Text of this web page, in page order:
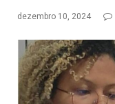
dezembro 10, 2024